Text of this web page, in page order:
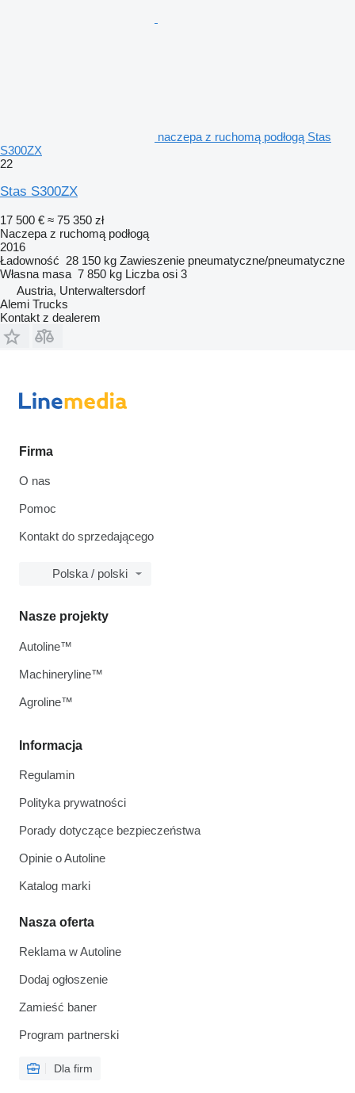
naczepa z ruchomą podłogą Stas
S300ZX
22
Stas S300ZX
17 500 € ≈ 75 350 zł
Naczepa z ruchomą podłogą
2016
Ładowność 28 150 kg Zawieszenie pneumatyczne/pneumatyczne
Własna masa 7 850 kg Liczba osi 3
Austria, Unterwaltersdorf
Alemi Trucks
Kontakt z dealerem
Firma
O nas
Pomoc
Kontakt do sprzedającego
Polska / polski
Informacja
Regulamin
Polityka prywatności
Porady dotyczące bezpieczeństwa
Opinie o Autoline
Katalog marki
Nasza oferta
Reklama w Autoline
Dodaj ogłoszenie
Zamieść baner
Program partnerski
Dla firm
Nasze projekty
Autoline™
Machineryline™
Agroline™